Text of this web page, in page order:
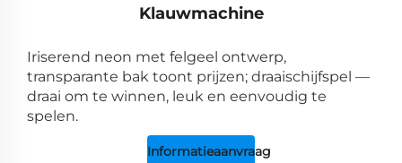
Klauwmachine
Iriserend neon met felgeel ontwerp,
transparante bak toont prijzen; draaischijfspel —
draai om te winnen, leuk en eenvoudig te
spelen.
Informatieaanvraag